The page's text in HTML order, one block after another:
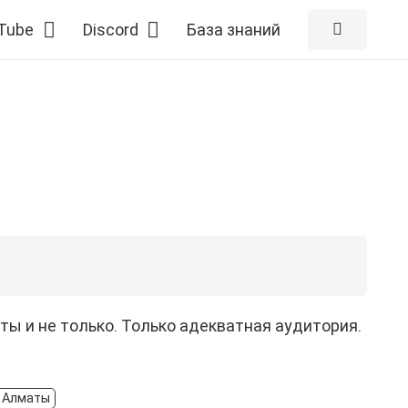
Discord База знаний
и не только. Только адекватная аудитория.
Алматы